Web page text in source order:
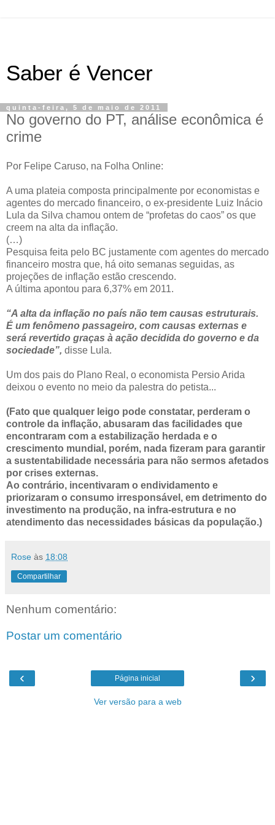
Saber é Vencer
quinta-feira, 5 de maio de 2011
No governo do PT, análise econômica é
crime
Por Felipe Caruso, na Folha Online:
A uma plateia composta principalmente por economistas e
agentes do mercado financeiro, o ex-presidente Luiz Inácio
Lula da Silva chamou ontem de “profetas do caos” os que
creem na alta da inflação.
(…)
Pesquisa feita pelo BC justamente com agentes do mercado
financeiro mostra que, há oito semanas seguidas, as
projeções de inflação estão crescendo.
A última apontou para 6,37% em 2011.
“A alta da inflação no país não tem causas estruturais.
É um fenômeno passageiro, com causas externas e
será revertido graças à ação decidida do governo e da
sociedade”, disse Lula.
Um dos pais do Plano Real, o economista Persio Arida
deixou o evento no meio da palestra do petista...
(Fato que qualquer leigo pode constatar, perderam o
controle da inflação, abusaram das facilidades que
encontraram com a estabilização herdada e o
crescimento mundial, porém, nada fizeram para garantir
a sustentabilidade necessária para não sermos afetados
por crises externas.
Ao contrário, incentivaram o endividamento e
priorizaram o consumo irresponsável, em detrimento do
investimento na produção, na infra-estrutura e no
atendimento das necessidades básicas da população.)
Rose às 18:08
Compartilhar
Nenhum comentário:
Postar um comentário
‹ ›
Página inicial
Ver versão para a web